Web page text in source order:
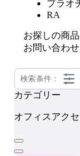
プラオ
RA
お探しの商
お問い合わせ
検索条件：
カテゴリー
オフィスアク